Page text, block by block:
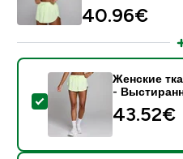
40.96€‎
- Женские тканые
Женские
-
43.52€‎